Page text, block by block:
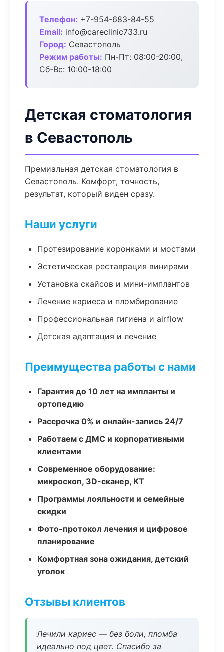
Телефон: +7-954-683-84-55
Email: info@careclinic733.ru
Город: Севастополь
Режим работы: Пн-Пт: 08:00-20:00,
Сб-Вс: 10:00-18:00
Детская стоматология
в Севастополь
Премиальная детская стоматология в
Севастополь. Комфорт, точность,
результат, который виден сразу.
Наши услуги
Протезирование коронками и мостами
Эстетическая реставрация винирами
Установка скайсов и мини-имплантов
Лечение кариеса и пломбирование
Профессиональная гигиена и airflow
Детская адаптация и лечение
Преимущества работы с нами
Гарантия до 10 лет на импланты и
ортопедию
Рассрочка 0% и онлайн-запись 24/7
Работаем с ДМС и корпоративными
клиентами
Современное оборудование:
микроскоп, 3D-сканер, КТ
Программы лояльности и семейные
скидки
Фото-протокол лечения и цифровое
планирование
Комфортная зона ожидания, детский
уголок
Отзывы клиентов
Лечили кариес — без боли, пломба
идеально под цвет. Спасибо за